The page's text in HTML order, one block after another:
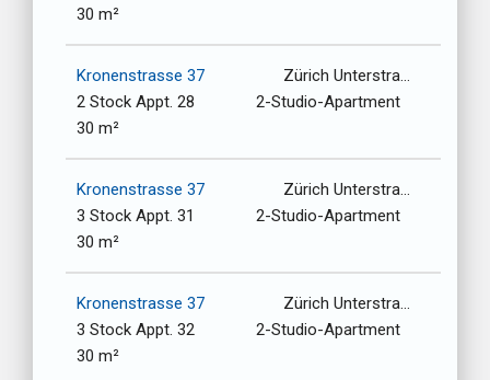
30 m²
Kronenstrasse 37
Zürich Unterstrasse-Oberstrasse / 8006
2 Stock Appt. 28
2-Studio-Apartment
30 m²
Kronenstrasse 37
Zürich Unterstrasse-Oberstrasse / 8006
3 Stock Appt. 31
2-Studio-Apartment
30 m²
Kronenstrasse 37
Zürich Unterstrasse-Oberstrasse / 8006
3 Stock Appt. 32
2-Studio-Apartment
30 m²